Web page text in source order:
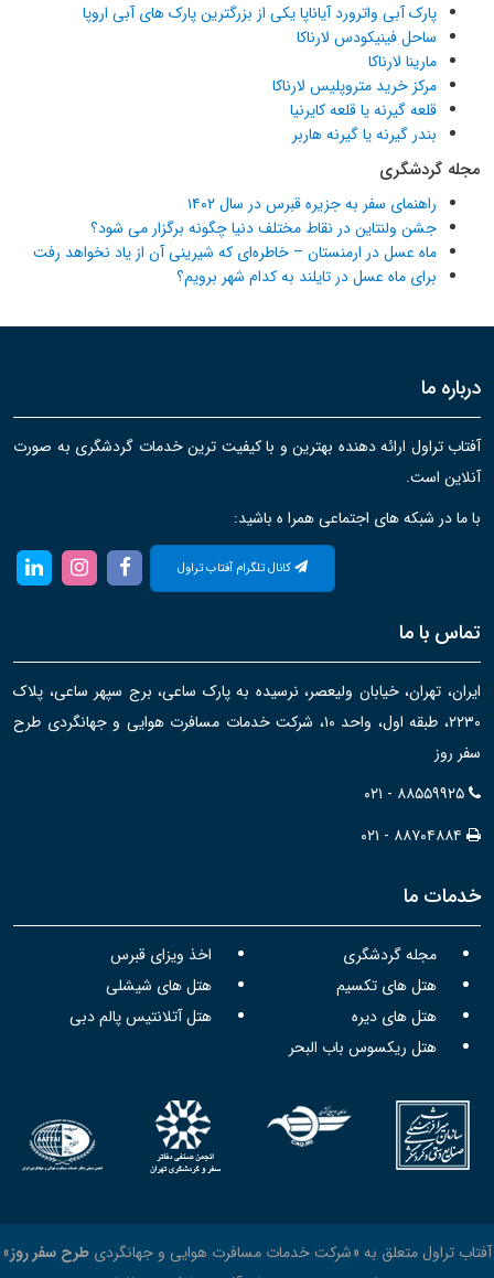
پارک آبی واترورد آیاناپا یکی از بزرگترین پارک های آبی اروپا
ساحل فینیکودس لارناکا
مارینا لارناکا
مرکز خرید متروپلیس لارناکا
قلعه گیرنه یا قلعه کایرنیا
بندر گیرنه یا گیرنه هاربر
مجله گردشگری
راهنمای سفر به جزیره قبرس در سال ۱۴۰۲
جشن ولنتاین در نقاط مختلف دنیا چگونه برگزار می شود؟
ماه عسل در ارمنستان – خاطره‌ای که شیرینی آن از یاد نخواهد رفت
برای ماه عسل در تایلند به کدام شهر برویم؟
درباره ما
آفتاب تراول ارائه دهنده بهترین و با کیفیت ترین خدمات گردشگری به صورت
آنلاین است.
با ما در شبکه های اجتماعی همرا ه باشید:
کانال تلگرام آفتاب تراول
تماس با ما
ایران، تهران، خیابان ولیعصر، نرسیده به پارک ساعی، برج سپهر ساعی، پلاک
۲۲۳۰، طبقه اول، واحد ۱۰، شرکت خدمات مسافرت هوایی و جهانگردی طرح
سفر روز
۰۲۱ - ۸۸۵۵۹۹۲۵
۰۲۱ - ۸۸۷۰۴۸۸۴
خدمات ما
مجله گردشگری
اخذ ویزای قبرس
هتل های تکسیم
هتل های شیشلی
هتل های دیره
هتل آتلانتیس پالم دبی
هتل ریکسوس باب البحر
آفتاب تراول متعلق به «شرکت خدمات مسافرت هوایی و جهانگردی طرح سفر روز»